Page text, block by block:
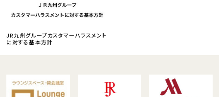
JR九州グループカスタマーハラスメント
に対する基本方針